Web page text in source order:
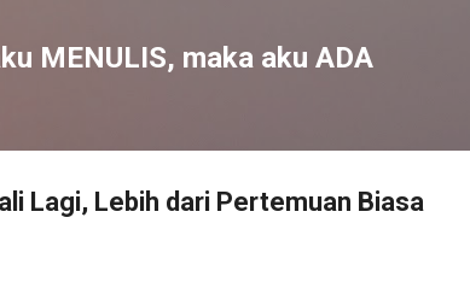
MENULIS, maka aku ADA
Lagi, Lebih dari Pertemuan Biasa